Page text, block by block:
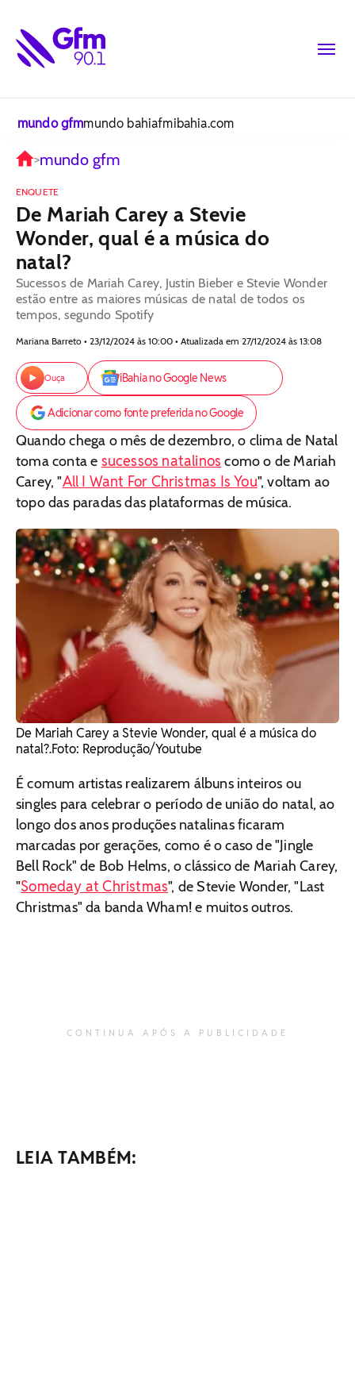
mundo gfmmundo bahiafmibahia.com
>mundo gfm
ENQUETE
De Mariah Carey a Stevie
Wonder, qual é a música do
natal?
Sucessos de Mariah Carey, Justin Bieber e Stevie Wonder
estão entre as maiores músicas de natal de todos os
tempos, segundo Spotify
Mariana Barreto • 23/12/2024 às 10:00 • Atualizada em 27/12/2024 às 13:08
Ouça iBahia no Google News
Adicionar como fonte preferida no Google
Quando chega o mês de dezembro, o clima de Natal
toma conta e sucessos natalinos como o de Mariah
Carey, "All I Want For Christmas Is You", voltam ao
topo das paradas das plataformas de música.
De Mariah Carey a Stevie Wonder, qual é a música do
natal?. ​Foto: Reprodução/Youtube
É comum artistas realizarem álbuns inteiros ou
singles para celebrar o período de união do natal, ao
longo dos anos produções natalinas ficaram
marcadas por gerações, como é o caso de "Jingle
Bell Rock" de Bob Helms, o clássico de Mariah Carey,
"Someday at Christmas", de Stevie Wonder, "Last
Christmas" da banda Wham! e muitos outros.
CONTINUA APÓS A PUBLICIDADE
LEIA TAMBÉM: